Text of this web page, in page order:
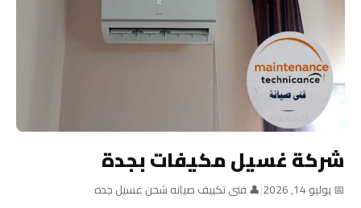
شركة غسيل مكيفات بجدة
📅 يوليو 14, 2026 |👤 فنى تكييف صيانه شحن غسيل جده